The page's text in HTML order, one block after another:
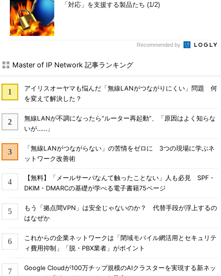
「対応」を支援する製品たち (1/2)
Recommended by
Master of IP Network 記事ランキング
アイリスオーヤマも悩んだ「無線LANがつながりにくい」問題 何
を変えて解決した？
無線LANが不調になったら“ルーター再起動”、「原因はよく知らな
いが……」
「無線LANがつながらない」の苦情をゼロに 3つの現場に学ぶネ
ットワーク改善術
【無料】「メールサーバなんて触ったことない」人も必見 SPF・
DKIM・DMARCの基礎が学べる電子書籍75ページ
もう「拠点間VPN」は安全じゃないのか？ 代替手段が浮上するの
はなぜか
これからの企業ネットワークは「閉域モバイル網活用とセキュリテ
ィ費用抑制」「脱・PBX業者」がポイント
Google Cloudが100万チップ規模のAIクラスターを実現する新ネッ